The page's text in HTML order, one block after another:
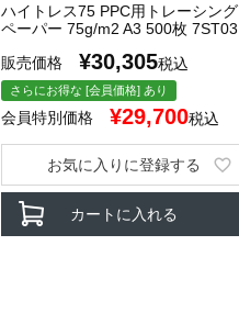
ハイトレス75 PPC用トレーシング
ペーパー 75g/m2 A3 500枚 7ST03
販売価格
¥30,305税込
さらにお得な [会員価格] あり
会員特別価格 ¥29,700税込
カートに入れる
お気に入りに登録する